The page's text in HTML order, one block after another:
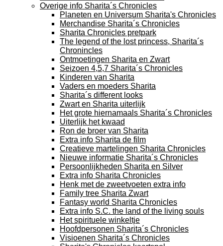
Overige info Sharita´s Chronicles
Planeten en Universum Sharita's Chronicles
Merchandise Sharita´s Chronicles
Sharita Chronicles pretpark
The legend of the lost princess, Sharita´s
Chronincles
Ontmoetingen Sharita en Zwart
Seizoen 4,5,7 Sharita´s Chronicles
Kinderen van Sharita
Vaders en moeders Sharita
Sharita´s different looks
Zwart en Sharita uiterlijk
Het grote hiernamaals Sharita´s Chronicles
Uiterlijk het kwaad
Ron de broer van Sharita
Extra info Sharita de film
Creatieve martelingen Sharita Chronicles
Nieuwe informatie Sharita´s Chronicles
Persoonlijkheden Sharita en Silver
Extra info Sharita Chronicles
Henk met de zweetvoeten extra info
Family tree Sharita Zwart
Fantasy world Sharita Chronicles
Extra info S.C. the land of the living souls
Het spirituele winkeltje
Hoofdpersonen Sharita´s Chronicles
Visioenen Sharita´s Chronicles